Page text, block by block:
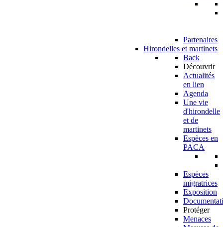
Partenaires
Hirondelles et martinets
Back
Découvrir
Actualités
en lien
Agenda
Une vie
d'hirondelle
et de
martinets
Espèces en
PACA
Espèces
migratrices
Exposition
Protéger
Menaces